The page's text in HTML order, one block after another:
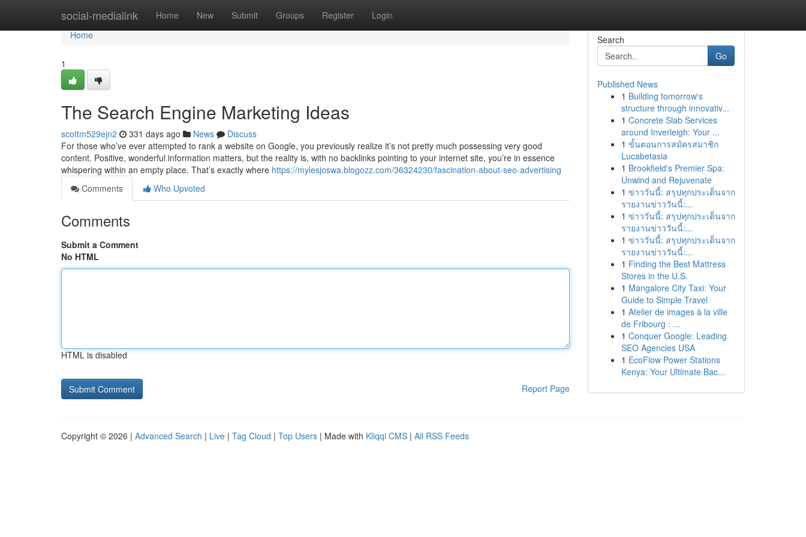
social-medialink Home New Submit Groups Register Login
Home
Home
1
The Search Engine Marketing Ideas
scottm529ejn2 331 days ago News
Discuss
For those who’ve ever attempted to rank a website on Google, you previously realize it’s not pretty much possessing very good
content. Positive, wonderful information matters, but the reality is, with no backlinks pointing to your internet site, you’re in essence
whispering within an empty place. That’s exactly where https://mylesjoswa.blogozz.com/36324230/fascination-about-seo-advertising
Comments
Who Upvoted
Comments
Submit a Comment
No HTML
HTML is disabled
Report Page
Search
Go
Published News
1 Building tomorrow's
structure through innovativ...
1 Concrete Slab Services
around Inverleigh: Your ...
1 ขั้นตอนการสมัครสมาชิก
Lucabetasia
1 Brookfield's Premier Spa:
Unwind and Rejuvenate
1 ข่าววันนี้: สรุปทุกประเด็นจาก
รายงานข่าววันนี้:...
1 ข่าววันนี้: สรุปทุกประเด็นจาก
รายงานข่าววันนี้:...
1 ข่าววันนี้: สรุปทุกประเด็นจาก
รายงานข่าววันนี้:...
1 Finding the Best Mattress
Stores in the U.S.
1 Mangalore City Taxi: Your
Guide to Simple Travel
1 Atelier de images à la ville
de Fribourg : ...
1 Conquer Google: Leading
SEO Agencies USA
1 EcoFlow Power Stations
Kenya: Your Ultimate Bac...
Copyright © 2026 | Advanced Search | Live | Tag Cloud | Top Users | Made with Kliqqi CMS | All RSS Feeds